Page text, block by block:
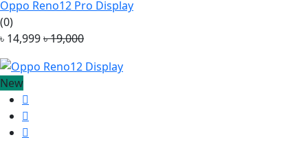
Oppo Reno12 Pro Display
(0)
৳ 14,999৳ 19,000
New